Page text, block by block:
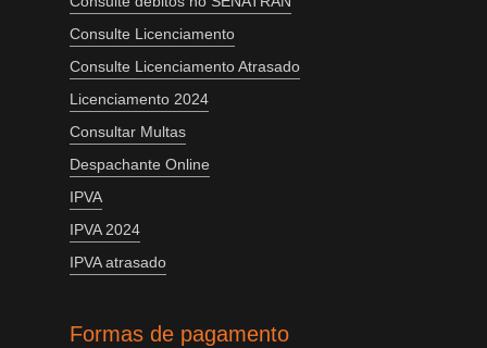
Consulte Licenciamento
Consulte Licenciamento Atrasado
Licenciamento 2024
Consultar Multas
Despachante Online
IPVA
IPVA 2024
IPVA atrasado
Formas de pagamento